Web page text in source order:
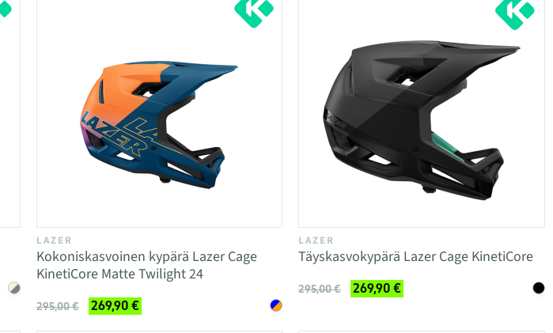
LAZER
Kokoniskasvoinen kypärä Lazer Cage
KinetiCore Matte Twilight 24
295,00 € 269,90 €
LAZER
Täyskasvokypärä Lazer Cage KinetiCore
295,00 € 269,90 €